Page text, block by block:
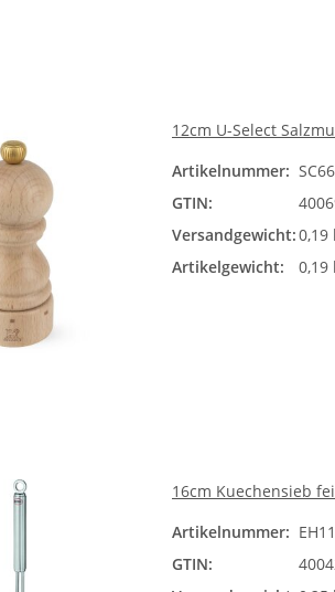
12cm U-Select
Artikelnummer:
GTIN:
Versandgewicht:0,19
Artikelgewicht:
0,19
16cm Kuechensieb
Artikelnummer:
GTIN: